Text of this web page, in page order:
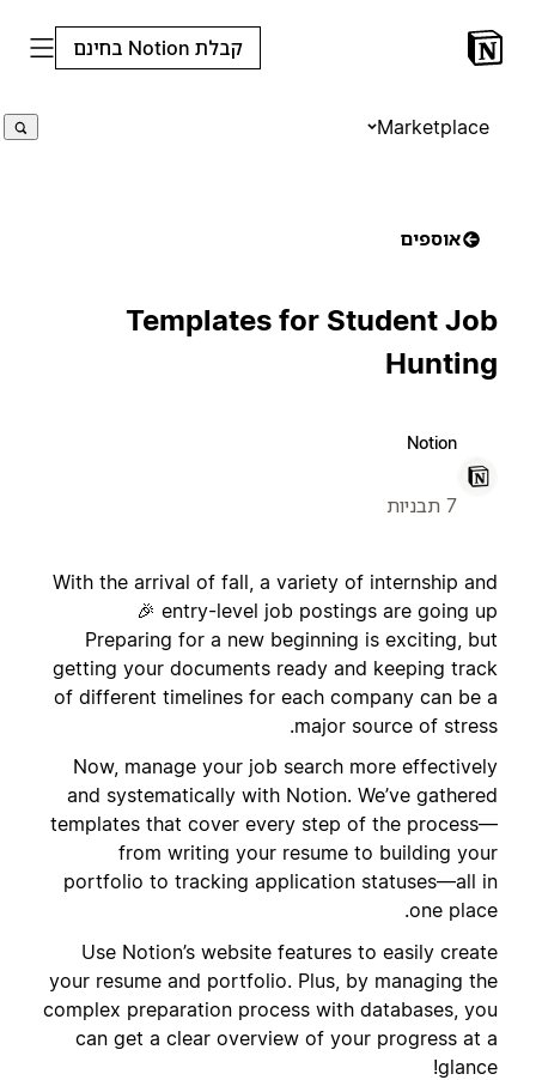
קבלת Notion בחינם
Marketplace
אוספים
Templates for Student Job
Hunting
Notion
7 תבניות
With the arrival of fall, a variety of internship and
entry-level job postings are going up 🎉
Preparing for a new beginning is exciting, but
getting your documents ready and keeping track
of different timelines for each company can be a
major source of stress.
Now, manage your job search more effectively
and systematically with Notion. We’ve gathered
templates that cover every step of the process—
from writing your resume to building your
portfolio to tracking application statuses—all in
one place.
Use Notion’s website features to easily create
your resume and portfolio. Plus, by managing the
complex preparation process with databases, you
can get a clear overview of your progress at a
glance!